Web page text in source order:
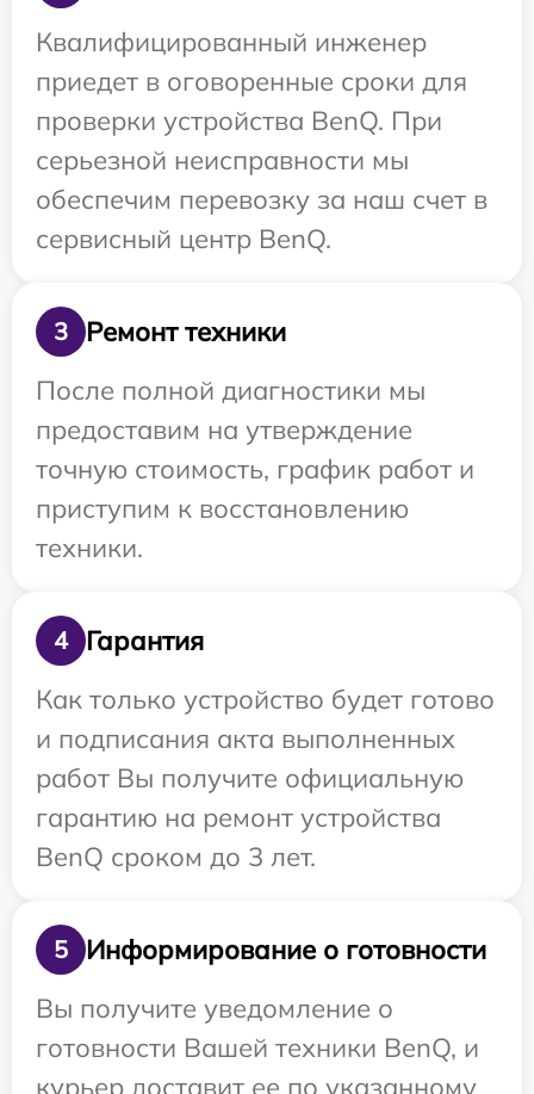
Квалифицированный инженер
приедет в оговоренные сроки для
проверки устройства BenQ. При
серьезной неисправности мы
обеспечим перевозку за наш счет в
сервисный центр BenQ.
3
Ремонт техники
После полной диагностики мы
предоставим на утверждение
точную стоимость, график работ и
приступим к восстановлению
техники.
4
Гарантия
Как только устройство будет готово
и подписания акта выполненных
работ Вы получите официальную
гарантию на ремонт устройства
BenQ сроком до 3 лет.
5
Информирование о готовности
Вы получите уведомление о
готовности Вашей техники BenQ, и
курьер доставит ее по указанному